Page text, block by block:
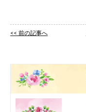
<< 前の記事へ